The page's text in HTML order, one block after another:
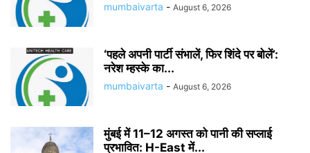
mumbaivarta - August 6, 2026
‘पहले अपनी पार्टी संभालें, फिर शिंदे पर बोलें’:
नरेश म्हस्के का...
mumbaivarta - August 6, 2026
मुंबई में 11–12 अगस्त को पानी की सप्लाई
प्रभावित: H-East में...